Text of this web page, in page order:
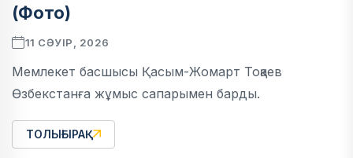
(Фото)
11 СӘУІР, 2026
Мемлекет басшысы Қасым-Жомарт Тоқаев
Өзбекстанға жұмыс сапарымен барды.
ТОЛЫҒЫРАҚ